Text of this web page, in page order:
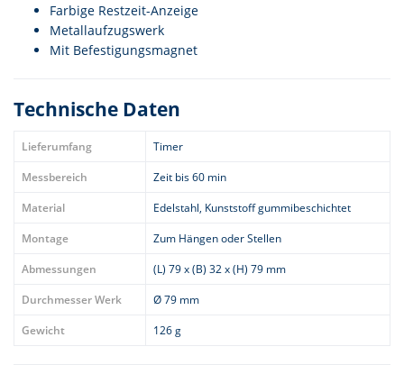
Farbige Restzeit-Anzeige
Metallaufzugswerk
Mit Befestigungsmagnet
Technische Daten
Lieferumfang
Timer
Messbereich
Zeit bis 60 min
Material
Edelstahl, Kunststoff gummibeschichtet
Montage
Zum Hängen oder Stellen
Abmessungen
(L) 79 x (B) 32 x (H) 79 mm
Durchmesser Werk
Ø 79 mm
Gewicht
126 g